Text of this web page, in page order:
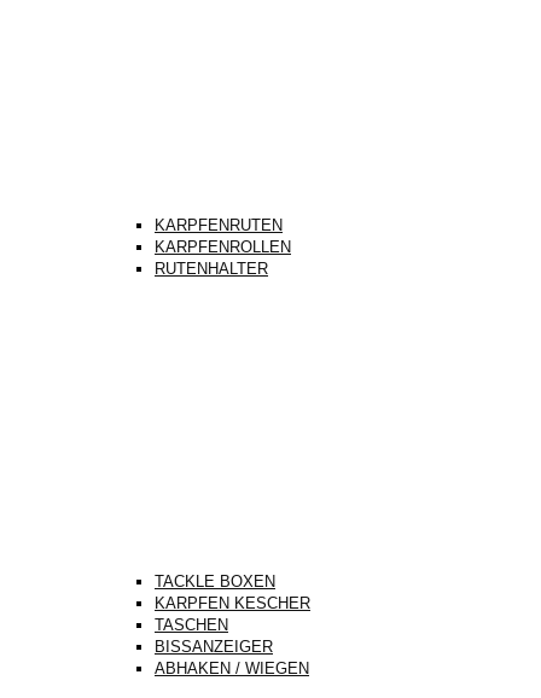
KARPFENRUTEN
KARPFENROLLEN
RUTENHALTER
TACKLE BOXEN
KARPFEN KESCHER
TASCHEN
BISSANZEIGER
ABHAKEN / WIEGEN